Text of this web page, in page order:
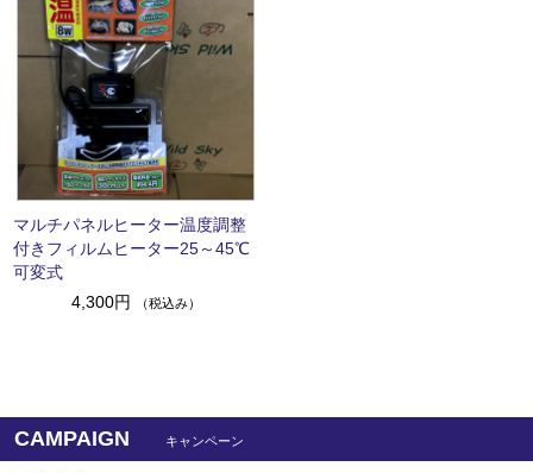
マルチパネルヒーター温度調整
付きフィルムヒーター25～45℃
可変式
4,300円
（税込み）
CAMPAIGN キャンペーン